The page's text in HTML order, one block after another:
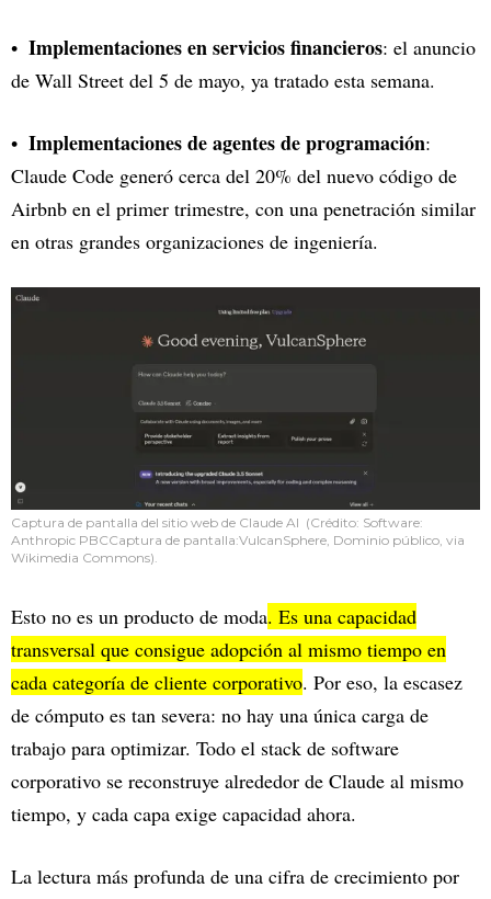
Implementaciones en servicios financieros: el anuncio
de Wall Street del 5 de mayo, ya tratado esta semana.
Implementaciones de agentes de programación:
Claude Code generó cerca del 20% del nuevo código de
Airbnb en el primer trimestre, con una penetración similar
en otras grandes organizaciones de ingeniería.
Captura de pantalla del sitio web de Claude AI (Crédito: Software:
Anthropic PBCCaptura de pantalla:VulcanSphere, Dominio público, via
Wikimedia Commons).
Esto no es un producto de moda. Es una capacidad
transversal que consigue adopción al mismo tiempo en
cada categoría de cliente corporativo. Por eso, la escasez
de cómputo es tan severa: no hay una única carga de
trabajo para optimizar. Todo el stack de software
corporativo se reconstruye alrededor de Claude al mismo
tiempo, y cada capa exige capacidad ahora.
La lectura más profunda de una cifra de crecimiento por